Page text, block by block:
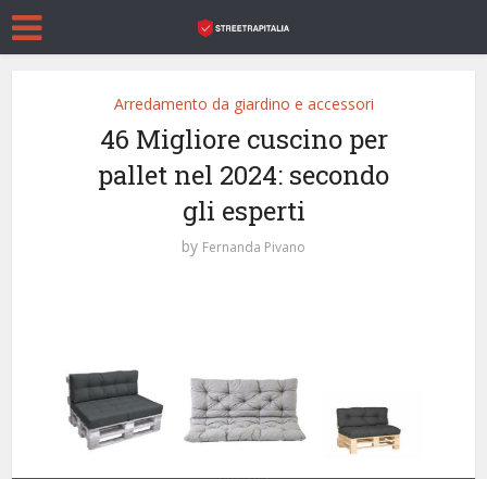
Arredamento da giardino e accessori
46 Migliore cuscino per
pallet nel 2024: secondo
gli esperti
by Fernanda Pivano